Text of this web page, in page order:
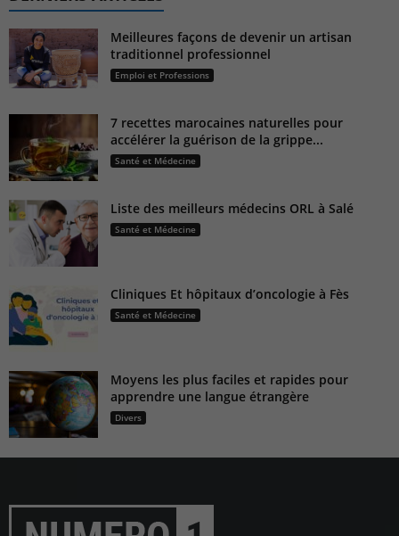
Meilleures façons de devenir un artisan
traditionnel professionnel
Emploi et Professions
7 recettes marocaines naturelles pour
accélérer la guérison de la grippe...
Santé et Médecine
Liste des meilleurs médecins ORL à Salé
Santé et Médecine
Cliniques Et hôpitaux d’oncologie à Fès
Santé et Médecine
Moyens les plus faciles et rapides pour
apprendre une langue étrangère
Divers